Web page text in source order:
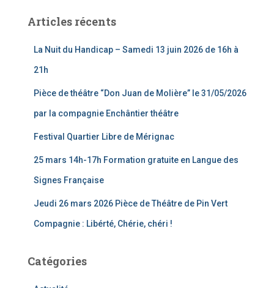
rArticles récents
La Nuit du Handicap – Samedi 13 juin 2026 de 16h à
21h
Pièce de théâtre “Don Juan de Molière” le 31/05/2026
par la compagnie Enchântier théâtre
Festival Quartier Libre de Mérignac
25 mars 14h-17h Formation gratuite en Langue des
Signes Française
Jeudi 26 mars 2026 Pièce de Théâtre de Pin Vert
Compagnie : Libérté, Chérie, chéri !
Catégories